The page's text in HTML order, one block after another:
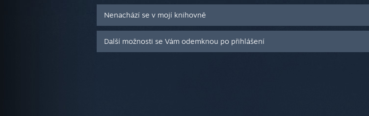
Nenachází se v mojí knihovně
Další možnosti se Vám odemknou po přihlášení